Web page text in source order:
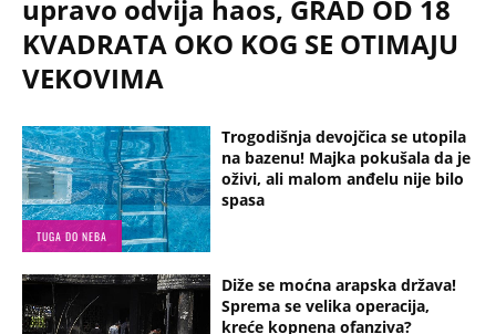
TUGA DO NEBA
Trogodišnja devojčica se utopila
na bazenu! Majka pokušala da je
oživi, ali malom anđelu nije bilo
spasa
Diže se moćna arapska država!
Sprema se velika operacija,
kreće kopnena ofanziva?
upravo odvija haos, GRAD OD 18
KVADRATA OKO KOG SE OTIMAJU
VEKOVIMA